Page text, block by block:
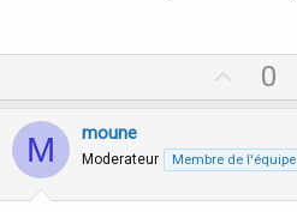
p
o
0
M moune
Moderateur Membre de l'équipe